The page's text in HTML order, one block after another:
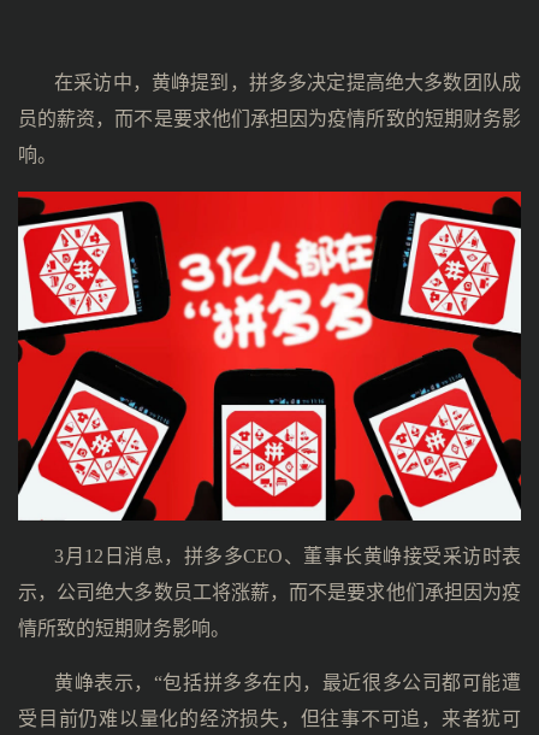
在采访中，黄峥提到，拼多多决定提高绝大多数团队成
员的薪资，而不是要求他们承担因为疫情所致的短期财务影
响。
3月12日消息，拼多多CEO、董事长黄峥接受采访时表
示，公司绝大多数员工将涨薪，而不是要求他们承担因为疫
情所致的短期财务影响。
黄峥表示，“包括拼多多在内，最近很多公司都可能遭
受目前仍难以量化的经济损失，但往事不可追，来者犹可